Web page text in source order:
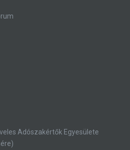
Adószakértők Egyesülete